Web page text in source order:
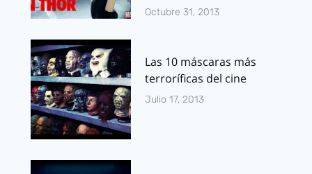
Octubre 31, 2013
Las 10 máscaras más
terroríficas del cine
Julio 17, 2013